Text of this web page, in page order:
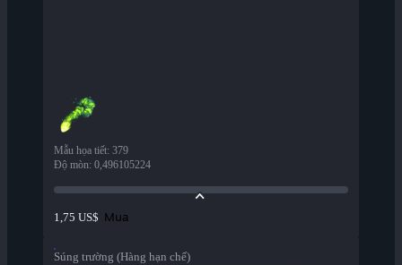
Mẫu họa tiết: 379
Độ mòn: 0,496105224
1,75 US$ Mua
Súng trường (Hàng hạn chế)